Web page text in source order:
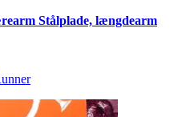
Stålplade, længdearm